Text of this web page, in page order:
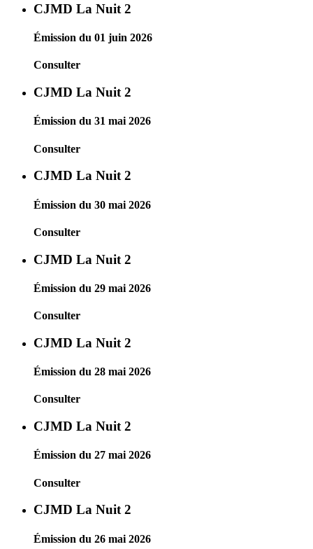
CJMD La Nuit 2
Émission du 01 juin 2026
Consulter
CJMD La Nuit 2
Émission du 31 mai 2026
Consulter
CJMD La Nuit 2
Émission du 30 mai 2026
Consulter
CJMD La Nuit 2
Émission du 29 mai 2026
Consulter
CJMD La Nuit 2
Émission du 28 mai 2026
Consulter
CJMD La Nuit 2
Émission du 27 mai 2026
Consulter
CJMD La Nuit 2
Émission du 26 mai 2026